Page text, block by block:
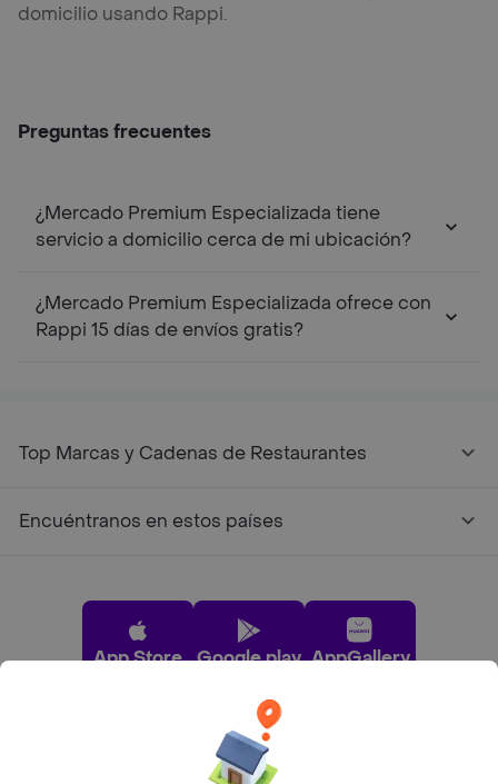
domicilio usando Rappi.
Preguntas frecuentes
¿Mercado Premium Especializada tiene
servicio a domicilio cerca de mi ubicación?
¿Mercado Premium Especializada ofrece con
Rappi 15 días de envíos gratis?
Top Marcas y Cadenas de Restaurantes
Encuéntranos en estos países
App Store Google play AppGallery
Pide tu comida favorita cerca de ti